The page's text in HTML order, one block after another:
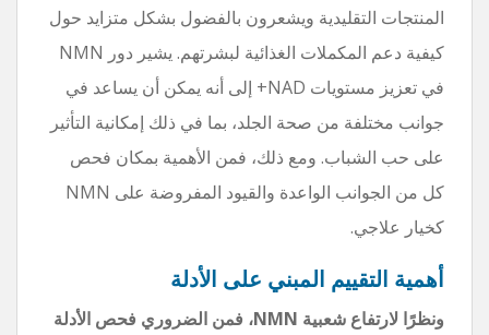
المنتجات التقليدية ويشعرون بالفضول بشكل متزايد حول
كيفية دعم المكملات الغذائية لبشرتهم. يشير دور NMN
في تعزيز مستويات NAD+ إلى أنه يمكن أن يساعد في
جوانب مختلفة من صحة الجلد، بما في ذلك إمكانية التأثير
على حب الشباب. ومع ذلك، فمن الأهمية بمكان فحص
كل من الجوانب الواعدة والقيود المفروضة على NMN
كخيار علاجي.
أهمية التقييم المبني على الأدلة
ونظرًا لارتفاع شعبية NMN، فمن الضروري فحص الأدلة